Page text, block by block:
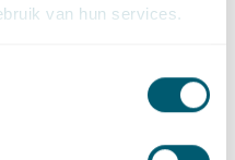
van hun services.